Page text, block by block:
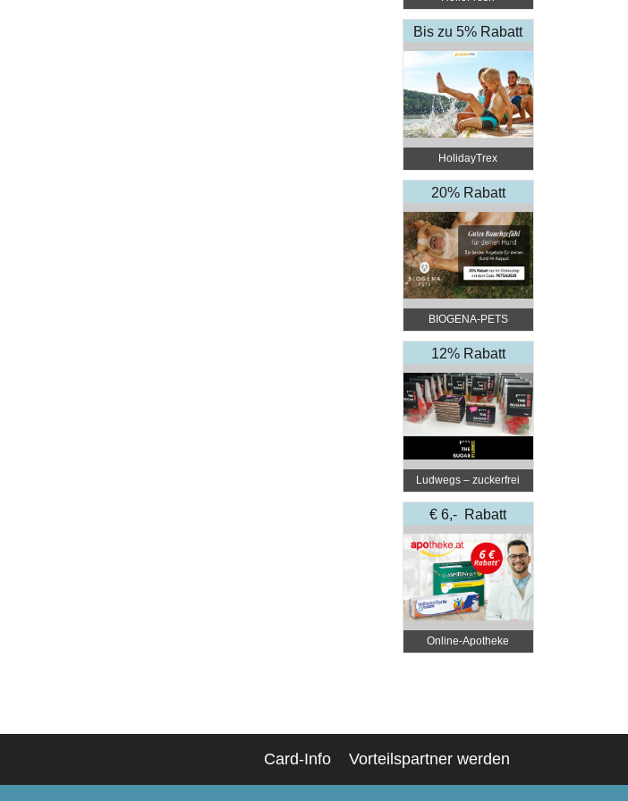
Bis zu 5% Rabatt
HolidayTrex
20% Rabatt
BIOGENA-PETS
12% Rabatt
Ludwegs – zuckerfrei
leben
€ 6,- Rabatt
Online‑Apotheke
Card-Info Vorteilspartner werden